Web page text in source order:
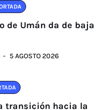
de Umán da de baja
5 AGOSTO 2026
transición hacia la